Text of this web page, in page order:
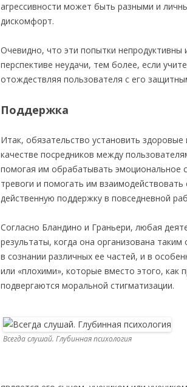
агрессивности может быть разными и
дискомфорт.
Очевидно, что эти попытки непродуктивны
перспективе неудачи, тем более, если
отождествляя пользователя с его
Поддержка
Итак, обязательство установить
качестве посредников между
помогая им обрабатывать эмоциональное
тревоги и помогать им
действенную поддержку в повседневной
Согласно Бландино и Граньери, любая
результаты, когда она организована
в сознании различных ее частей, и в
или «плохими», которые вместо этого, как
подвергаются моральной стигматизации.
Всегда слушай. Глубинная психология